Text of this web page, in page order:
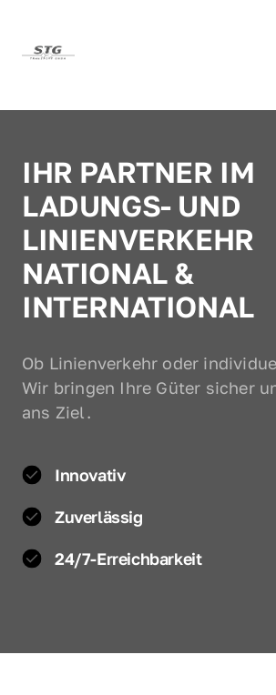
IHR PARTNER IM
LADUNGS- UND
LINIENVERKEHR
NATIONAL &
INTERNATIONAL
Ob Linienverkehr oder
Wir bringen Ihre Güter sicher
ans Ziel.
Innovativ
Zuverlässig
24/7-Erreichbarkeit